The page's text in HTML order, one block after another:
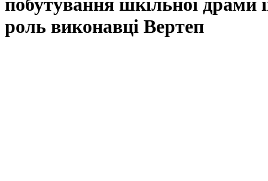
роль виконавці Вертеп